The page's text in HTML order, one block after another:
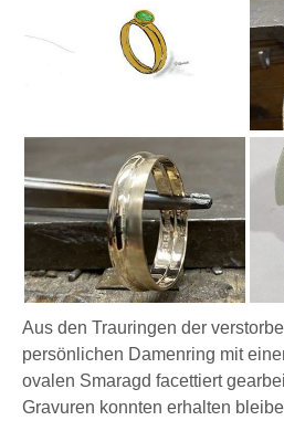
Aus den Trauringen der
persönlichen Damenring mit
ovalen Smaragd facettiert
Gravuren konnten erhalten